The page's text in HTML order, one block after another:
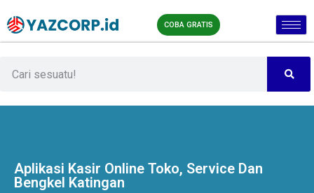
COBA GRATIS
Aplikasi Kasir Online Toko, Service Dan
Bengkel Katingan